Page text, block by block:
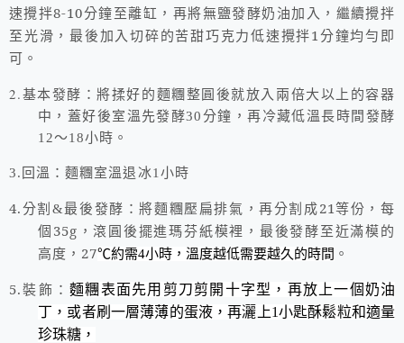
速攪拌8-10分鐘至離缸，再將無鹽發酵奶油加入，繼續攪拌
至光滑，最後加入切碎的苦甜巧克力低速攪拌1分鐘均勻即
可。
2.基本發酵：將揉好的麵糰整圓後就放入兩倍大以上的容器
中，蓋好後室溫先發酵30分鐘，再冷藏低溫長時間發酵
12～18小時。
3.回溫：麵糰室溫退冰1小時
4.分割&最後發酵：將麵糰壓扁排氣，再分割成21等份，每
個35g，滾圓後擺進瑪芬紙模裡，最後發酵至近滿模的
高度，27℃約需4小時，溫度越低需要越久的時間 。
5.裝飾：麵糰表面先用剪刀剪開十字型，再放上一個奶油
丁，或者刷一層薄薄的蛋液，再灑上1小匙酥鬆粒和適量
珍珠糖，